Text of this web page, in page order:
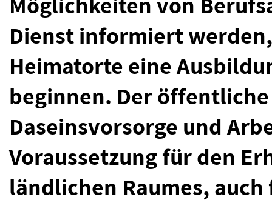
Dienst informiert
Heimatorte eine
beginnen. Der
Daseinsvorsorge und
Voraussetzung für den
ländlichen Raumes,